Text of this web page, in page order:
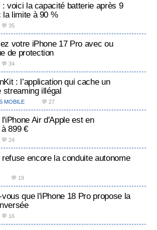
: voici la capacité batterie après 9
la limite à 90 %
💬 35
votre iPhone 17 Pro avec ou
de protection
💬 34
: l’application qui cache un
streaming illégal
MOBILE 💬 27
Air d'Apple est en
899 €
💬 24
encore la conduite autonome
💬 19
que l'iPhone 18 Pro propose la
💬 16